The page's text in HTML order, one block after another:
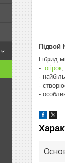
Підвой
Гібрид
- огірок
-
-
-